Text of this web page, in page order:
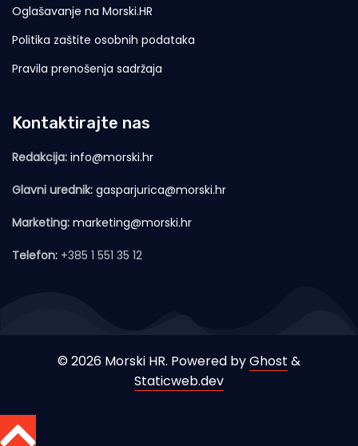
Oglašavanje na Morski.HR
Politika zaštite osobnih podataka
Pravila prenošenja sadržaja
Kontaktirajte nas
Redakcija: info@morski.hr
Glavni urednik: gasparjurica@morski.hr
Marketing: marketing@morski.hr
Telefon: +385 1 551 35 12
© 2026 Morski HR. Powered byGhost &
Staticweb.dev